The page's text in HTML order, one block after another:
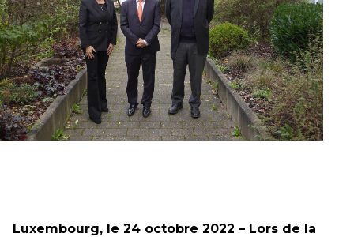
Luxembourg, le 24 octobre 2022 – Lors de la